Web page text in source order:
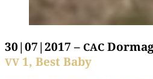
30|07|2017 – CAC
VV 1, Best Baby